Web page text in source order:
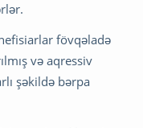
fövqəladə
və aqressiv
şəkildə bərpa